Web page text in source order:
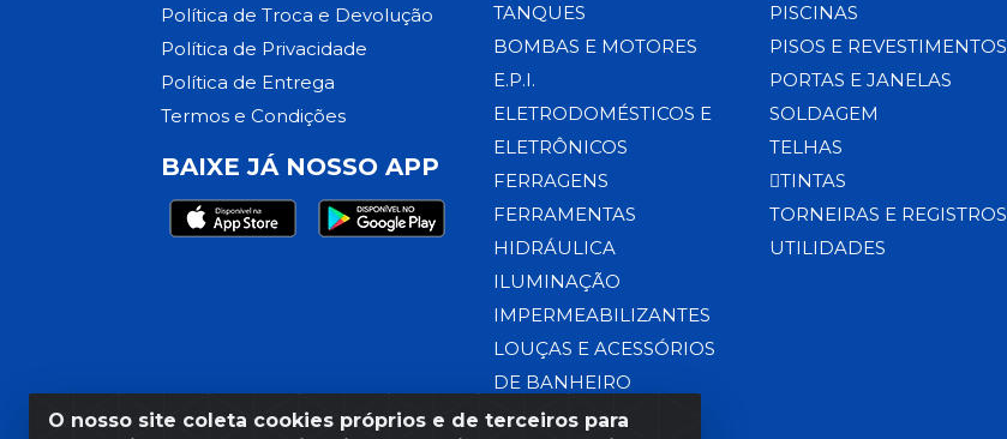
O nosso site coleta cookies próprios e de terceiros para
Política de Troca e Devolução
Política de Privacidade
Política de Entrega
Termos e Condições
BAIXE JÁ NOSSO APP
TANQUES
BOMBAS E MOTORES
E.P.I.
ELETRODOMÉSTICOS E
ELETRÔNICOS
FERRAGENS
FERRAMENTAS
HIDRÁULICA
ILUMINAÇÃO
IMPERMEABILIZANTES
LOUÇAS E ACESSÓRIOS
DE BANHEIRO
PISCINAS
PISOS E REVESTIMENTOS
PORTAS E JANELAS
SOLDAGEM
TELHAS
TINTAS
TORNEIRAS E REGISTROS
UTILIDADES